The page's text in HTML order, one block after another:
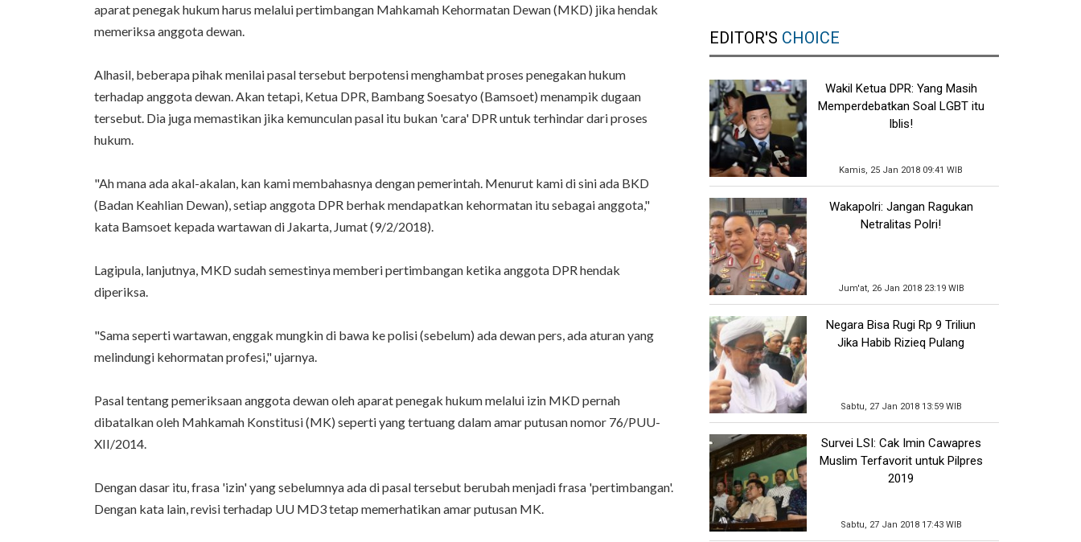
aparat penegak hukum harus melalui pertimbangan Mahkamah Kehormatan Dewan (MKD) jika hendak
memeriksa anggota dewan.
Alhasil, beberapa pihak menilai pasal tersebut berpotensi menghambat proses penegakan hukum
terhadap anggota dewan. Akan tetapi, Ketua DPR, Bambang Soesatyo (Bamsoet) menampik dugaan
tersebut. Dia juga memastikan jika kemunculan pasal itu bukan 'cara' DPR untuk terhindar dari proses
hukum.
"Ah mana ada akal-akalan, kan kami membahasnya dengan pemerintah. Menurut kami di sini ada BKD
(Badan Keahlian Dewan), setiap anggota DPR berhak mendapatkan kehormatan itu sebagai anggota,"
kata Bamsoet kepada wartawan di Jakarta, Jumat (9/2/2018).
Lagipula, lanjutnya, MKD sudah semestinya memberi pertimbangan ketika anggota DPR hendak
diperiksa.
"Sama seperti wartawan, enggak mungkin di bawa ke polisi (sebelum) ada dewan pers, ada aturan yang
melindungi kehormatan profesi," ujarnya.
Pasal tentang pemeriksaan anggota dewan oleh aparat penegak hukum melalui izin MKD pernah
dibatalkan oleh Mahkamah Konstitusi (MK) seperti yang tertuang dalam amar putusan nomor 76/PUU-
XII/2014.
Dengan dasar itu, frasa 'izin' yang sebelumnya ada di pasal tersebut berubah menjadi frasa 'pertimbangan'.
Dengan kata lain, revisi terhadap UU MD3 tetap memerhatikan amar putusan MK.
EDITOR'S CHOICE
Wakil Ketua DPR: Yang Masih
Memperdebatkan Soal LGBT itu
Iblis!
Kamis, 25 Jan 2018 09:41 WIB
Wakapolri: Jangan Ragukan
Netralitas Polri!
Jum'at, 26 Jan 2018 23:19 WIB
Negara Bisa Rugi Rp 9 Triliun
Jika Habib Rizieq Pulang
Sabtu, 27 Jan 2018 13:59 WIB
Survei LSI: Cak Imin Cawapres
Muslim Terfavorit untuk Pilpres
2019
Sabtu, 27 Jan 2018 17:43 WIB